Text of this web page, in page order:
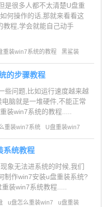
是很多人都不太清楚U盘重
何操作的话,那就来看看这
教程,学会就能自己动手
重装win7系统的教程
黑鲨装
统
的步骤教程
些问题,比如运行速度越来越
脑就是一堆硬件,不能正常
装win7系统的教程.....
重装win7系统
U盘重装win7
系统教程
象无法进系统的时候,我们
制作win7安装u盘重装系统?
装win7系统教程.....
u盘怎么重装win7
u盘重装